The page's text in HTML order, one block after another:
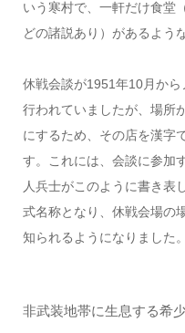
いう寒村で、一軒だけ食堂
どの諸説あり）があるよう
休戦会談が1951年10月か
行われていましたが、場所
にするため、その店を漢字
す。これには、会談に参加
人兵士がこのように書き表
式名称となり、休戦会場の
知られるようになりました。
非武装地帯に生息する希